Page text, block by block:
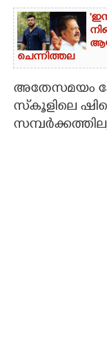
ചെന്നിത്തല
അതേസമയം
സ്‌കൂളിലെ